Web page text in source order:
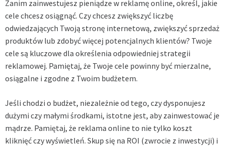
Zanim zainwestujesz pieniądze w reklamę online, określ, jakie
cele chcesz osiągnąć. Czy chcesz zwiększyć liczbę
odwiedzających Twoją stronę internetową, zwiększyć sprzedaż
produktów lub zdobyć więcej potencjalnych klientów? Twoje
cele są kluczowe dla określenia odpowiedniej strategii
reklamowej. Pamiętaj, że Twoje cele powinny być mierzalne,
osiągalne i zgodne z Twoim budżetem.
Jeśli chodzi o budżet, niezależnie od tego, czy dysponujesz
dużymi czy małymi środkami, istotne jest, aby zainwestować je
mądrze. Pamiętaj, że reklama online to nie tylko koszt
kliknięć czy wyświetleń. Skup się na ROI (zwrocie z inwestycji) i